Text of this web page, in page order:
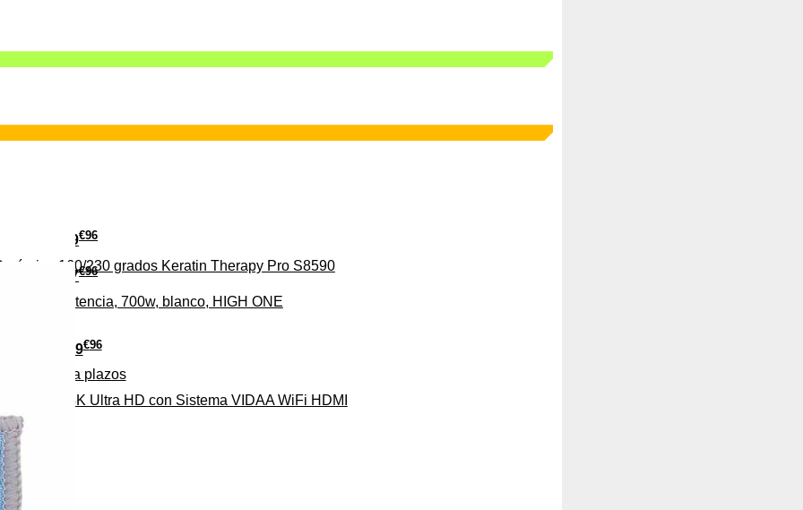
37€96
de potencia, 700w, blanco, HIGH ONE
29€96
160/230 grados Keratin Therapy Pro S8590
279€96
Pago a plazos
EL 4K Ultra HD con Sistema VIDAA WiFi HDMI